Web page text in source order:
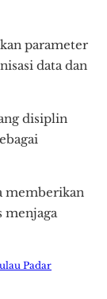
parameter
data dan
disiplin
memberikan
menjaga
Padar